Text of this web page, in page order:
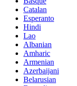
Catalan
Esperanto
Hindi
Lao
Albanian
Amharic
Armenian
Azerbaijani
Belarusian